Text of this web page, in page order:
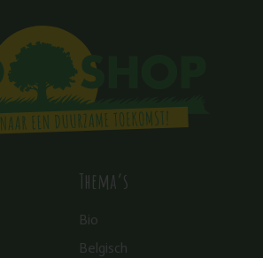
Thema’s
Bio
Belgisch